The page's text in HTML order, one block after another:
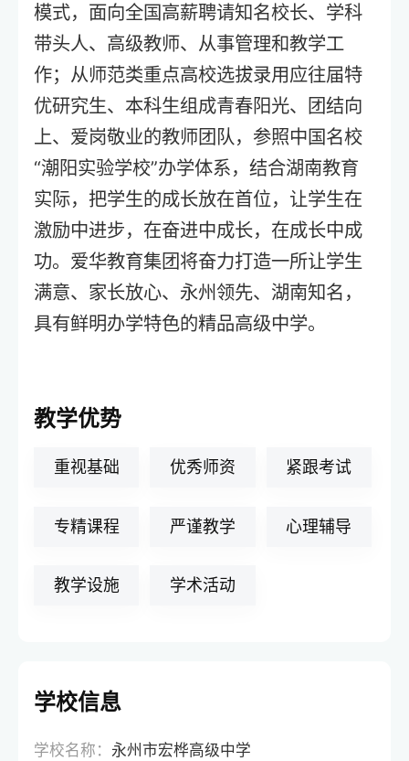
模式，面向全国高薪聘请知名校长、学科
带头人、高级教师、从事管理和教学工
作；从师范类重点高校选拔录用应往届特
优研究生、本科生组成青春阳光、团结向
上、爱岗敬业的教师团队，参照中国名校
“潮阳实验学校”办学体系，结合湖南教育
实际，把学生的成长放在首位，让学生在
激励中进步，在奋进中成长，在成长中成
功。爱华教育集团将奋力打造一所让学生
满意、家长放心、永州领先、湖南知名，
具有鲜明办学特色的精品高级中学。
教学优势
重视基础 优秀师资 紧跟考试
专精课程 严谨教学 心理辅导
教学设施 学术活动
学校信息
学校名称： 永州市宏桦高级中学